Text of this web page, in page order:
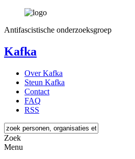
Antifascistische onderzoeksgroep
Kafka
Over Kafka
Steun Kafka
Contact
FAQ
RSS
Zoek
Menu